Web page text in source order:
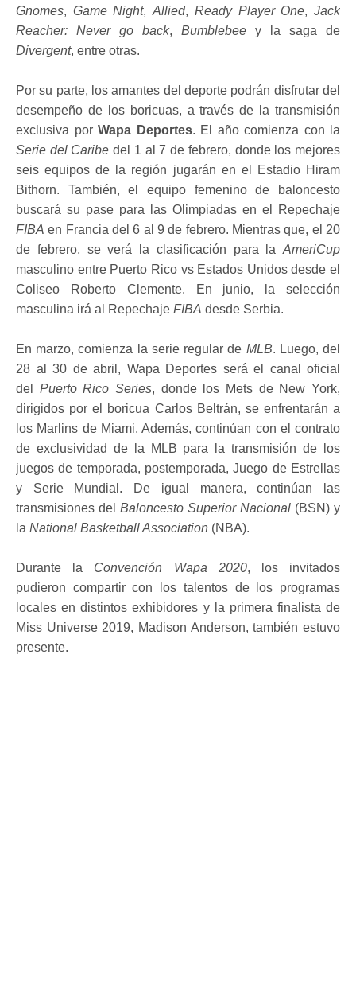
Gnomes, Game Night,Allied, Ready Player One,Jack
Reacher: Never go back, Bumblebee y la saga de
Divergent, entre otras.
Por su parte, los amantes del deporte podrán disfrutar del
desempeño de los boricuas, a través de la transmisión
exclusiva por Wapa Deportes. El año comienza con la
Serie del Caribe del 1 al 7 de febrero, donde los mejores
seis equipos de la región jugarán en el Estadio Hiram
Bithorn. También, el equipo femenino de baloncesto
buscará su pase para las Olimpiadas en el Repechaje
FIBA en Francia del 6 al 9 de febrero. Mientras que, el 20
de febrero, se verá la clasificación para la AmeriCup
masculino entre Puerto Rico vs Estados Unidos desde el
Coliseo Roberto Clemente. En junio, la selección
masculina irá al Repechaje FIBA desde Serbia.
En marzo, comienza la serie regular de MLB. Luego, del
28 al 30 de abril, Wapa Deportes será el canal oficial
del Puerto Rico Series, donde los Mets de New York,
dirigidos por el boricua Carlos Beltrán, se enfrentarán a
los Marlins de Miami. Además, continúan con el contrato
de exclusividad de la MLB para la transmisión de los
juegos de temporada, postemporada, Juego de Estrellas
y Serie Mundial. De igual manera, continúan las
transmisiones del Baloncesto Superior Nacional (BSN) y
la National Basketball Association (NBA).
Durante la Convención Wapa 2020, los invitados
pudieron compartir con los talentos de los programas
locales en distintos exhibidores y la primera finalista de
Miss Universe 2019, Madison Anderson, también estuvo
presente.